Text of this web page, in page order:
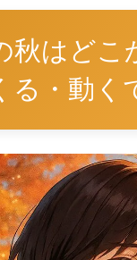
秋はどこ
る・動く